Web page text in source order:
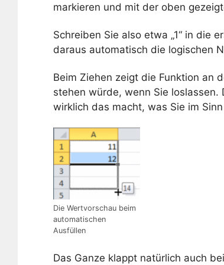
markieren und mit der oben
Schreiben Sie also etwa „1“ in die
daraus automatisch die logischen
Beim Ziehen zeigt die Funktion an
stehen würde, wenn Sie loslassen.
wirklich das macht, was Sie im
Die Wertvorschau beim
automatischen
Ausfüllen
Das Ganze klappt natürlich auch